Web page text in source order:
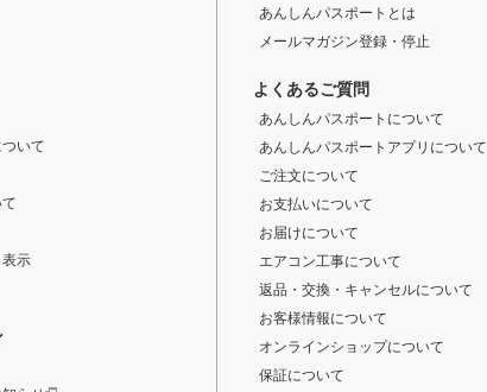
いて
示
あんしんパスポートとは
メールマガジン登録・停止
よくあるご質問
あんしんパスポートについて
あんしんパスポートアプリについて
ご注文について
お支払いについて
お届けについて
エアコン工事について
返品・交換・キャンセルについて
お客様情報について
オンラインショップについて
保証について